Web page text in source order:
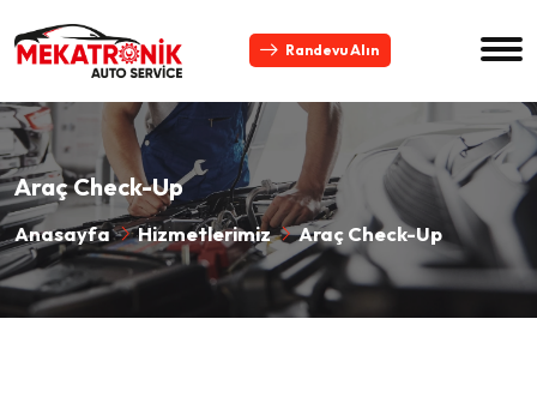
Randevu Alın
Araç Check-Up
Anasayfa Hizmetlerimiz Araç Check-Up